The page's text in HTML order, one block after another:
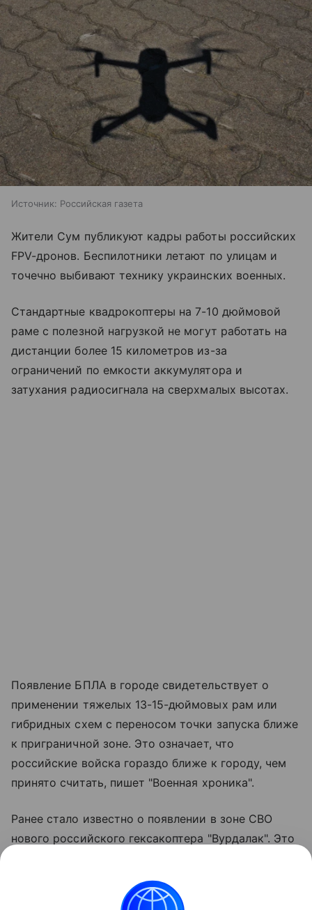
Источник: Российская газета
Жители Сум публикуют кадры работы российских
FPV-дронов. Беспилотники летают по улицам и
точечно выбивают технику украинских военных.
Стандартные квадрокоптеры на 7-10 дюймовой
раме с полезной нагрузкой не могут работать на
дистанции более 15 километров из-за
ограничений по емкости аккумулятора и
затухания радиосигнала на сверхмалых высотах.
Появление БПЛА в городе свидетельствует о
применении тяжелых 13-15-дюймовых рам или
гибридных схем с переносом точки запуска ближе
к приграничной зоне. Это означает, что
российские войска гораздо ближе к городу, чем
принято считать, пишет "Военная хроника".
Ранее стало известно о появлении в зоне СВО
нового российского гексакоптера "Вурдалак". Это
дрона, при ее создании упор делался на качества:
более других нужные на передовой: простоту,